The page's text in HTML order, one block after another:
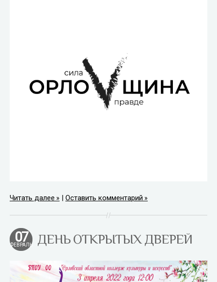
Читать далее | Оставить комментарий
07
ФЕВРАЛЬ ДЕНЬ ОТКРЫТЫХ ДВЕРЕЙ